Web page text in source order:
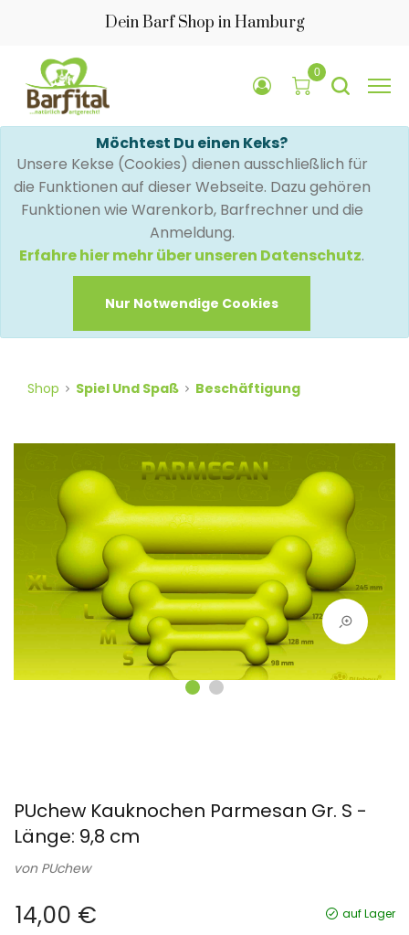
Dein Barf Shop in Hamburg
0
Möchtest Du einen Keks?
Unsere Kekse (Cookies) dienen ausschließlich für
die Funktionen auf dieser Webseite. Dazu gehören
Funktionen wie Warenkorb, Barfrechner und die
Anmeldung.
Erfahre hier mehr über unseren Datenschutz.
Nur Notwendige Cookies
Shop Spiel Und Spaß Beschäftigung
PUchew Kauknochen Parmesan Gr. S -
Länge: 9,8 cm
von PUchew
14,00 € auf Lager